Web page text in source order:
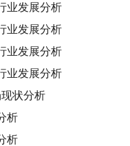
业发展分析
业发展分析
业发展分析
业发展分析
状分析
析
析